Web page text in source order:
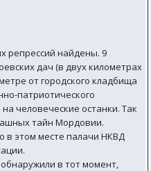
репрессий найдены. 9
дач (в двух километрах
от городского кладбища
патриотического
человеческие останки. Так
тайн Мордовии.
в этом месте палачи НКВД
в тот момент,